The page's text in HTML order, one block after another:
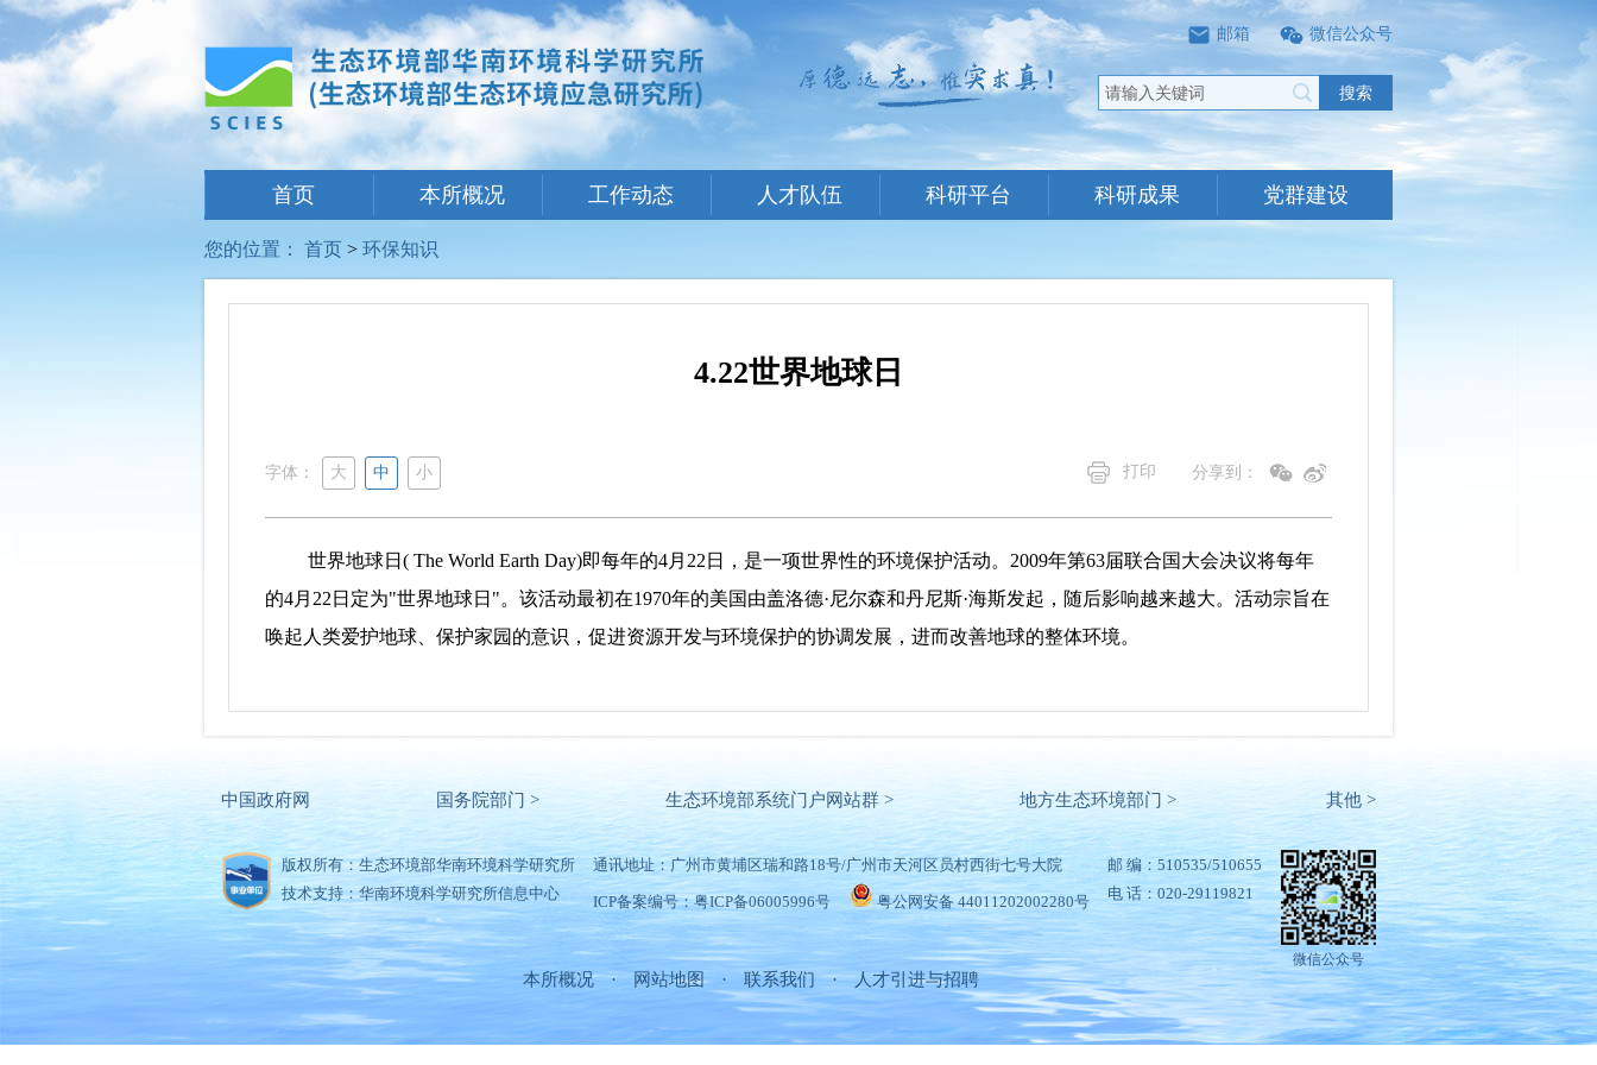
微信公众号
邮箱
搜索
首页 本所概况 工作动态 人才队伍 科研平台 科研成果 党群建设
您的位置： 首页 > 环保知识
4.22世界地球日
字体： 大 中 小 打印 分享到：
世界地球日( The World Earth Day)即每年的4月22日，是一项世界性的环境保护活动。2009年第63届联合国大会决议将每年
的4月22日定为"世界地球日"。该活动最初在1970年的美国由盖洛德·尼尔森和丹尼斯·海斯发起，随后影响越来越大。活动宗旨在
唤起人类爱护地球、保护家园的意识，促进资源开发与环境保护的协调发展，进而改善地球的整体环境。
中国政府网 国务院部门 > 生态环境部系统门户网站群 > 地方生态环境部门 > 其他 >
版权所有：生态环境部华南环境科学研究所
技术支持：华南环境科学研究所信息中心
通讯地址：广州市黄埔区瑞和路18号/广州市天河区员村西街七号大院
ICP备案编号：粤ICP备06005996号 粤公网安备 44011202002280号
邮 编：510535/510655
电 话：020-29119821
微信公众号
本所概况 · 网站地图 · 联系我们 · 人才引进与招聘